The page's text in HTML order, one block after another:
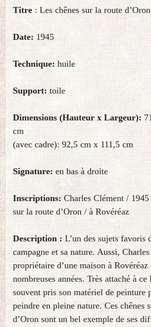
Titre : Les chênes sur la route
Date: 1945
Technique: huile
Support: toile
Dimensions (Hauteur x Largeur):
cm
(avec cadre): 92,5 cm x 111,5 cm
Signature: en bas à droite
Inscriptions: Charles Clément / 1945
sur la route d’Oron / à Rovéréaz
Description : L’un des sujets favoris
campagne et sa nature. Aussi,
propriétaire d’une maison à Rovéréaz
nombreuses années. Très attaché à
souvent pris son matériel de peinture
peindre en pleine nature. Ces chênes
d’Oron sont un bel exemple de ses